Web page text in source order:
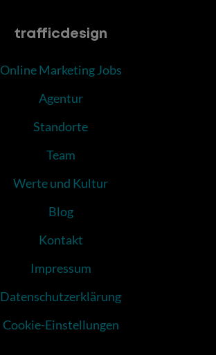
trafficdesign
Online Marketing Jobs
Agentur
Standorte
Team
Werte und Kultur
Blog
Kontakt
Impressum
Datenschutzerklärung
Cookie-Einstellungen